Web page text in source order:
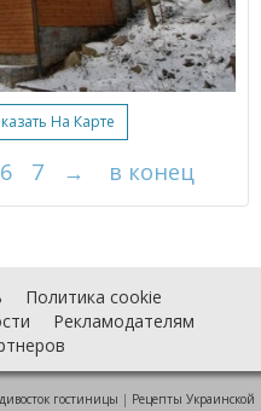
На Карте
6 7 → в конец
Политика cookie
Рекламодателям
гостиницы | Рецепты Украинской